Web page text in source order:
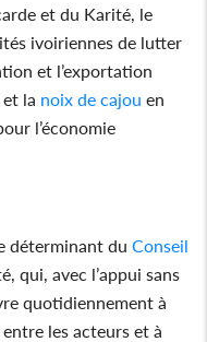
et du Karité, le
ivoiriennes de lutter
et l’exportation
la noix de cajou en
l’économie
déterminant duConseil
qui, avec l’appui sans
quotidiennement à
les acteurs et à